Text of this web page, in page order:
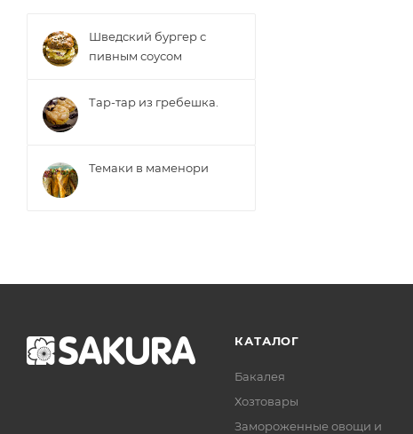
Шведский бургер с
пивным соусом
Тар-тар из гребешка.
Темаки в маменори
КАТАЛОГ
Бакалея
Хозтовары
Замороженные овощи и